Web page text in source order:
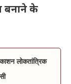
बनाने के
लोकतांत्रिक